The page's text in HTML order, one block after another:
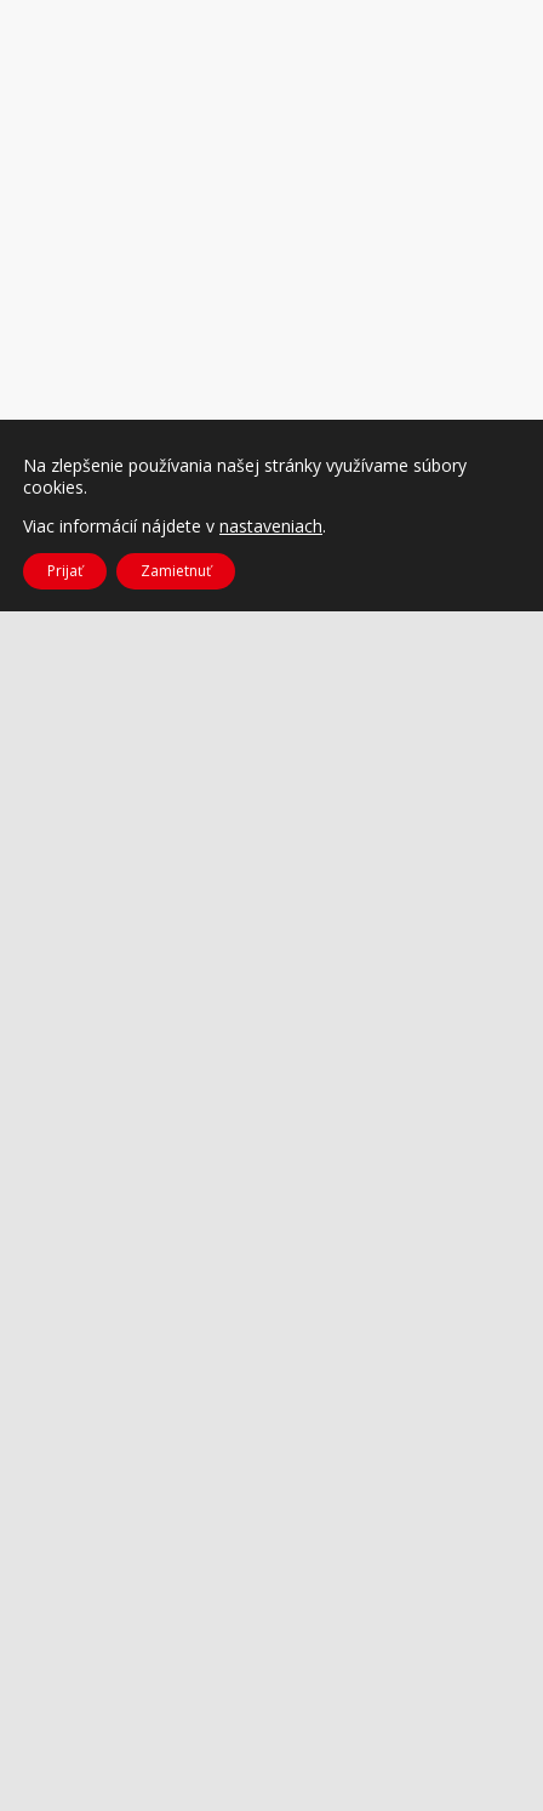
Na zlepšenie používania našej stránky využívame súbory
cookies.
Viac informácií nájdete v nastaveniach.
Prijať Zamietnuť